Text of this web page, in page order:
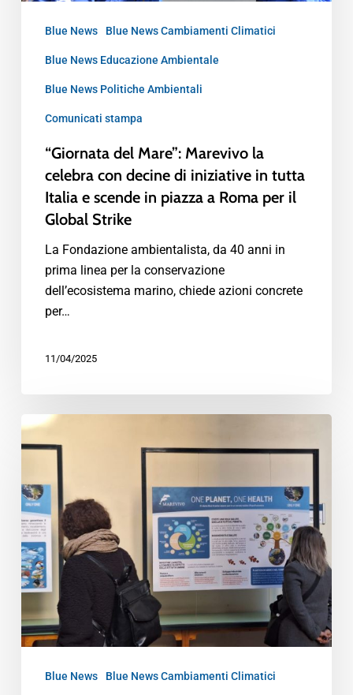
Blue News Blue News Cambiamenti Climatici
Blue News Educazione Ambientale
Blue News Politiche Ambientali
Comunicati stampa
“Giornata del Mare”: Marevivo la
celebra con decine di iniziative in tutta
Italia e scende in piazza a Roma per il
Global Strike
La Fondazione ambientalista, da 40 anni in
prima linea per la conservazione
dell’ecosistema marino, chiede azioni concrete
per…
11/04/2025
Blue News Blue News Cambiamenti Climatici